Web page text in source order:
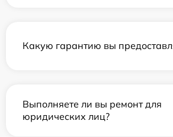
Какую гарантию вы
Выполняете ли вы ремонт для
юридических лиц?